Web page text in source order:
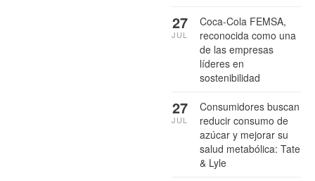
Coca-Cola FEMSA,
reconocida como una
de las empresas
líderes en
sostenibilidad
27
JUL
Consumidores buscan
reducir consumo de
azúcar y mejorar su
salud metabólica: Tate
& Lyle
27
JUL